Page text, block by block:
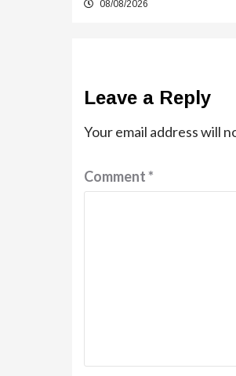
08/08/2026
Leave a Reply
Your email address will
Comment*